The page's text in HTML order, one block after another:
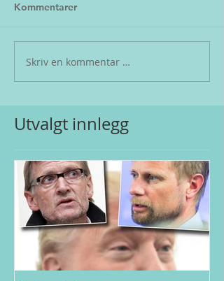
Kommentarer
Skriv en kommentar …
Utvalgt innlegg